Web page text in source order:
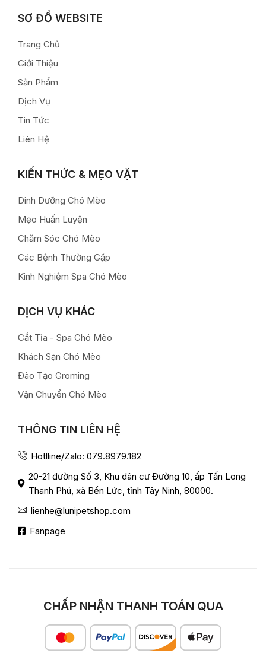
SƠ ĐỒ WEBSITE
Trang Chủ
Giới Thiệu
Sản Phẩm
Dịch Vụ
Tin Tức
Liên Hệ
KIẾN THỨC & MẸO VẶT
Dinh Dưỡng Chó Mèo
Mẹo Huấn Luyện
Chăm Sóc Chó Mèo
Các Bệnh Thường Gặp
Kinh Nghiệm Spa Chó Mèo
DỊCH VỤ KHÁC
Cắt Tỉa - Spa Chó Mèo
Khách Sạn Chó Mèo
Đào Tạo Groming
Vận Chuyển Chó Mèo
THÔNG TIN LIÊN HỆ
Hotlline/Zalo: 079.8979.182
20-21 đường Số 3, Khu dân cư Đường 10, ấp Tấn Long
Thanh Phú, xã Bến Lức, tỉnh Tây Ninh, 80000.
lienhe@lunipetshop.com
Fanpage
CHẤP NHẬN THANH TOÁN QUA